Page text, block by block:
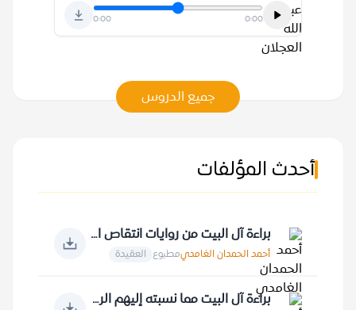
0:00 0:00
جميع الدروس
أحدث المؤلفات
براءة آل البيت من روايات انتقاص الأنبياء والملائكة... ونتقاص أمير المؤمنين علي
أحمد الحمدان الغامديمطبوع العقيدة
براءة آل البيت مما نسبته إليهم الروايات